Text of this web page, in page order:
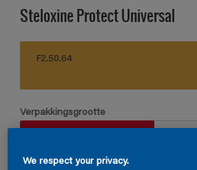
Steloxine Protect Universal
F2.50.64
Verpakkingsgrootte
We respect your privacy.